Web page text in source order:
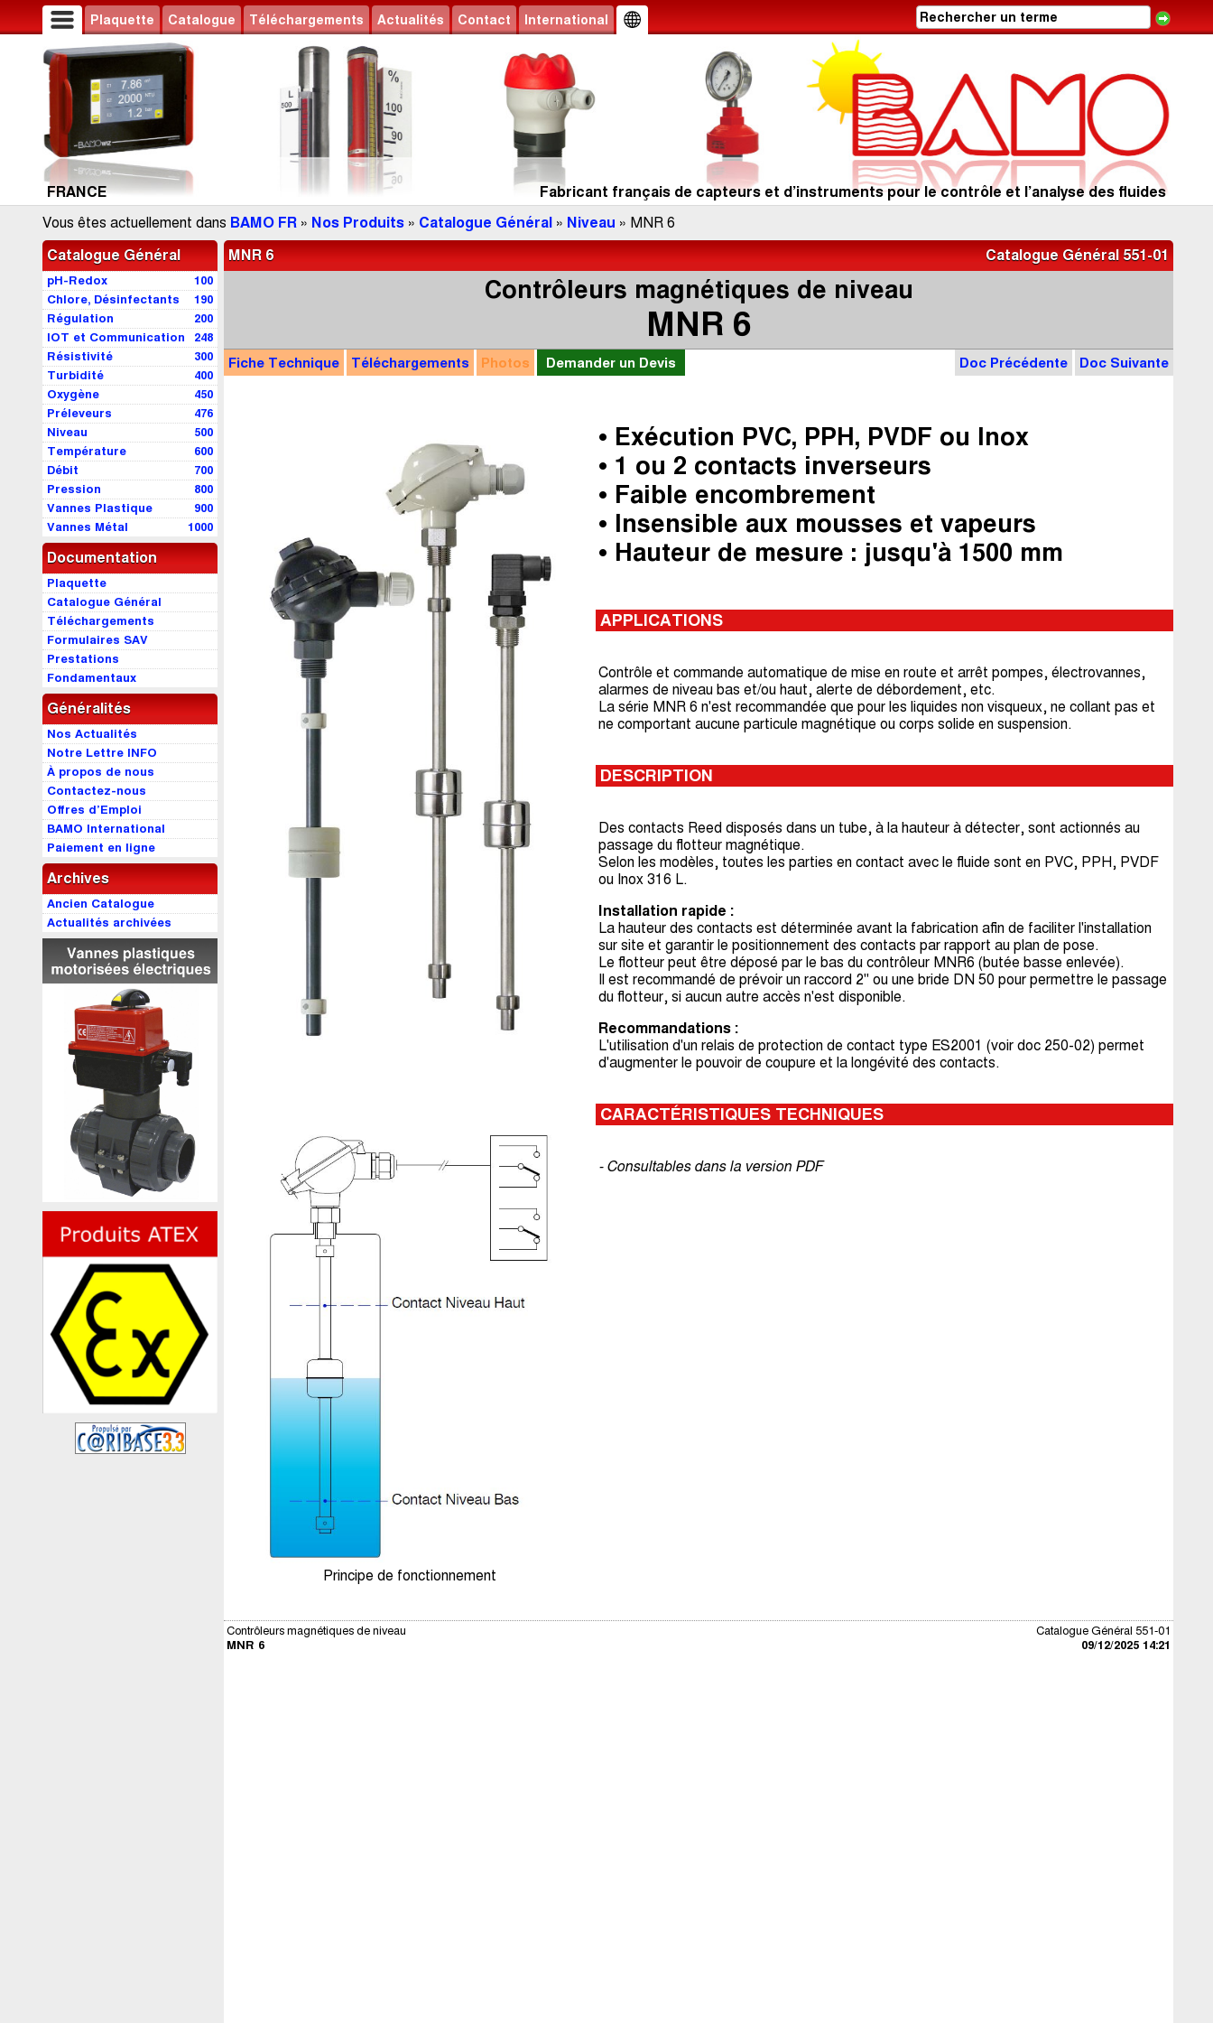
Plaquette Catalogue Téléchargements Actualités Contact International
FRANCE
Fabricant français de capteurs et d’instruments pour le contrôle et l’analyse des fluides
Vous êtes actuellement dans BAMO FR » Nos Produits » Catalogue Général » Niveau » MNR 6
Catalogue Général
100
pH-Redox
190
Chlore, Désinfectants
200
Régulation
248
IOT et Communication
300
Résistivité
400
Turbidité
450
Oxygène
476
Préleveurs
500
Niveau
600
Température
700
Débit
800
Pression
900
Vannes Plastique
1000
Vannes Métal
Documentation
Plaquette
Catalogue Général
Téléchargements
Formulaires SAV
Prestations
Fondamentaux
Généralités
Nos Actualités
Notre Lettre INFO
À propos de nous
Contactez-nous
Offres d’Emploi
BAMO International
Paiement en ligne
Archives
Ancien Catalogue
Actualités archivées
Catalogue Général 551-01
MNR 6
Contrôleurs magnétiques de niveau
MNR 6
Doc Précédente Doc Suivante
Fiche Technique Téléchargements Photos Demander un Devis
Principe de fonctionnement
• Exécution PVC, PPH, PVDF ou Inox
• 1 ou 2 contacts inverseurs
• Faible encombrement
• Insensible aux mousses et vapeurs
• Hauteur de mesure : jusqu'à 1500 mm
APPLICATIONS
Contrôle et commande automatique de mise en route et arrêt pompes, électrovannes,
alarmes de niveau bas et/ou haut, alerte de débordement, etc.
La série MNR 6 n'est recommandée que pour les liquides non visqueux, ne collant pas et
ne comportant aucune particule magnétique ou corps solide en suspension.
DESCRIPTION
Des contacts Reed disposés dans un tube, à la hauteur à détecter, sont actionnés au
passage du flotteur magnétique.
Selon les modèles, toutes les parties en contact avec le fluide sont en PVC, PPH, PVDF
ou Inox 316 L.
Installation rapide :
La hauteur des contacts est déterminée avant la fabrication afin de faciliter l'installation
sur site et garantir le positionnement des contacts par rapport au plan de pose.
Le flotteur peut être déposé par le bas du contrôleur MNR6 (butée basse enlevée).
Il est recommandé de prévoir un raccord 2" ou une bride DN 50 pour permettre le passage
du flotteur, si aucun autre accès n'est disponible.
Recommandations :
L'utilisation d'un relais de protection de contact type ES2001 (voir doc 250-02) permet
d'augmenter le pouvoir de coupure et la longévité des contacts.
CARACTÉRISTIQUES TECHNIQUES
- Consultables dans la version PDF
Catalogue Général 551-01
09/12/2025 14:21
Contrôleurs magnétiques de niveau
MNR 6